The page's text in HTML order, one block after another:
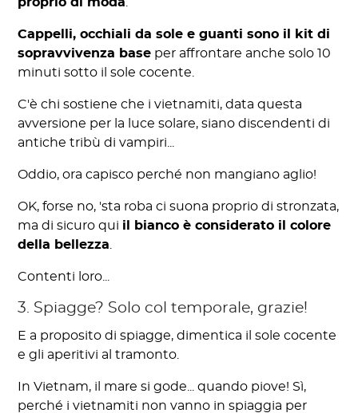
proprio di moda.
Cappelli, occhiali da sole e guanti sono il kit di
sopravvivenza base per affrontare anche solo 10
minuti sotto il sole cocente.
C'è chi sostiene che i vietnamiti, data questa
avversione per la luce solare, siano discendenti di
antiche tribù di vampiri...
Oddio, ora capisco perché non mangiano aglio!
OK, forse no, 'sta roba ci suona proprio di stronzata,
ma di sicuro qui il bianco è considerato il colore
della bellezza.
Contenti loro...
3. Spiagge? Solo col temporale, grazie!
E a proposito di spiagge, dimentica il sole cocente
e gli aperitivi al tramonto.
In Vietnam, il mare si gode... quando piove! Sì,
perché i vietnamiti non vanno in spiaggia per